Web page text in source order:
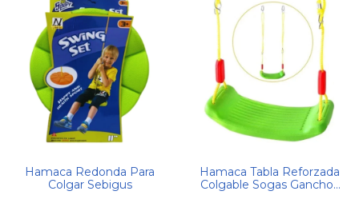
Hamaca Redonda Para
Colgar Sebigus
Hamaca Tabla Reforzada
Colgable Sogas Ganchos